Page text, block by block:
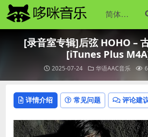
[录音室专辑]后弦 HOHO –
[iTunes Plus
2025-07-24 华语AAC音乐
详情介绍 常见问题 评论建